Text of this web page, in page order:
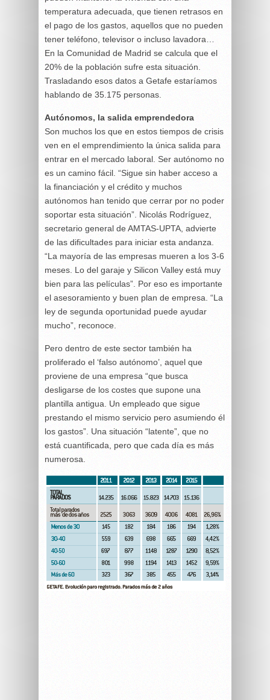
temperatura adecuada, que tienen retrasos en
el pago de los gastos, aquellos que no pueden
tener teléfono, televisor o incluso lavadora…
En la Comunidad de Madrid se calcula que el
20% de la población sufre esta situación.
Trasladando esos datos a Getafe estaríamos
hablando de 35.175 personas.
Autónomos, la salida emprendedora
Son muchos los que en estos tiempos de crisis
ven en el emprendimiento la única salida para
entrar en el mercado laboral. Ser autónomo no
es un camino fácil. “Sigue sin haber acceso a
la financiación y el crédito y muchos
autónomos han tenido que cerrar por no poder
soportar esta situación”. Nicolás Rodríguez,
secretario general de AMTAS-UPTA, advierte
de las dificultades para iniciar esta andanza.
“La mayoría de las empresas mueren a los 3-6
meses. Lo del garaje y Silicon Valley está muy
bien para las películas”. Por eso es importante
el asesoramiento y buen plan de empresa. “La
ley de segunda oportunidad puede ayudar
mucho”, reconoce.
Pero dentro de este sector también ha
proliferado el ‘falso autónomo’, aquel que
proviene de una empresa “que busca
desligarse de los costes que supone una
plantilla antigua. Un empleado que sigue
prestando el mismo servicio pero asumiendo él
los gastos”. Una situación “latente”, que no
está cuantificada, pero que cada día es más
numerosa.